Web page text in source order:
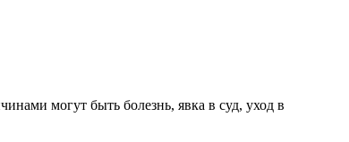
могут быть болезнь, явка в суд, уход в